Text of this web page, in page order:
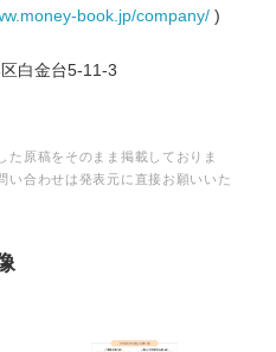
book.jp/company/ )
白金台5-11-3
た原稿をそのまま掲載しておりま
い合わせは発表元に直接お願いいた